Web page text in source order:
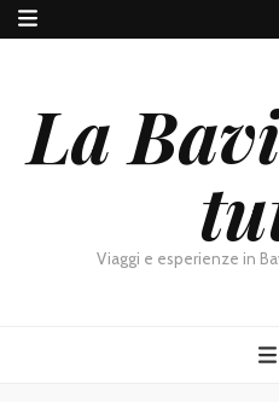
La
Viaggi e esperienze in